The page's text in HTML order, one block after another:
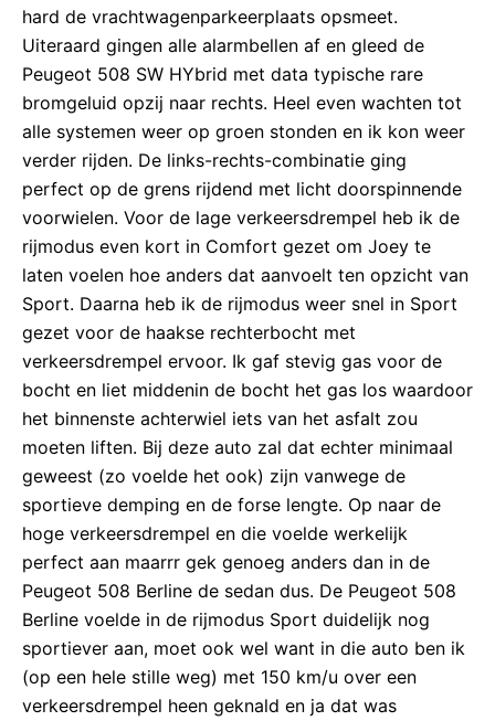
hard de vrachtwagenparkeerplaats opsmeet.
Uiteraard gingen alle alarmbellen af en gleed de
Peugeot 508 SW HYbrid met data typische rare
bromgeluid opzij naar rechts. Heel even wachten tot
alle systemen weer op groen stonden en ik kon weer
verder rijden. De links-rechts-combinatie ging
perfect op de grens rijdend met licht doorspinnende
voorwielen. Voor de lage verkeersdrempel heb ik de
rijmodus even kort in Comfort gezet om Joey te
laten voelen hoe anders dat aanvoelt ten opzicht van
Sport. Daarna heb ik de rijmodus weer snel in Sport
gezet voor de haakse rechterbocht met
verkeersdrempel ervoor. Ik gaf stevig gas voor de
bocht en liet middenin de bocht het gas los waardoor
het binnenste achterwiel iets van het asfalt zou
moeten liften. Bij deze auto zal dat echter minimaal
geweest (zo voelde het ook) zijn vanwege de
sportieve demping en de forse lengte. Op naar de
hoge verkeersdrempel en die voelde werkelijk
perfect aan maarrr gek genoeg anders dan in de
Peugeot 508 Berline de sedan dus. De Peugeot 508
Berline voelde in de rijmodus Sport duidelijk nog
sportiever aan, moet ook wel want in die auto ben ik
(op een hele stille weg) met 150 km/u over een
verkeersdrempel heen geknald en ja dat was